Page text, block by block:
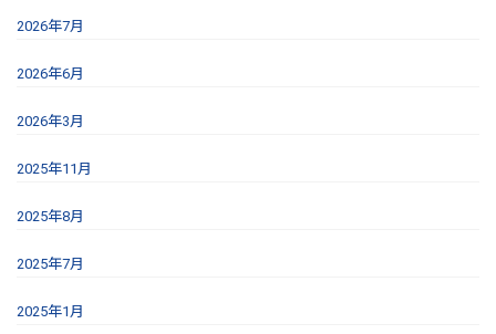
2026年7月
2026年6月
2026年3月
2025年11月
2025年8月
2025年7月
2025年1月